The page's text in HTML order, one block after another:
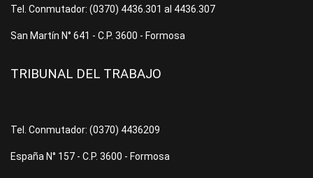
Tel. Conmutador: (0370) 4436.301 al 4436.307
San Martín N° 641 - C.P. 3600 - Formosa
TRIBUNAL DEL TRABAJO
Tel. Conmutador: (0370) 4436209
España N° 157 - C.P. 3600 - Formosa